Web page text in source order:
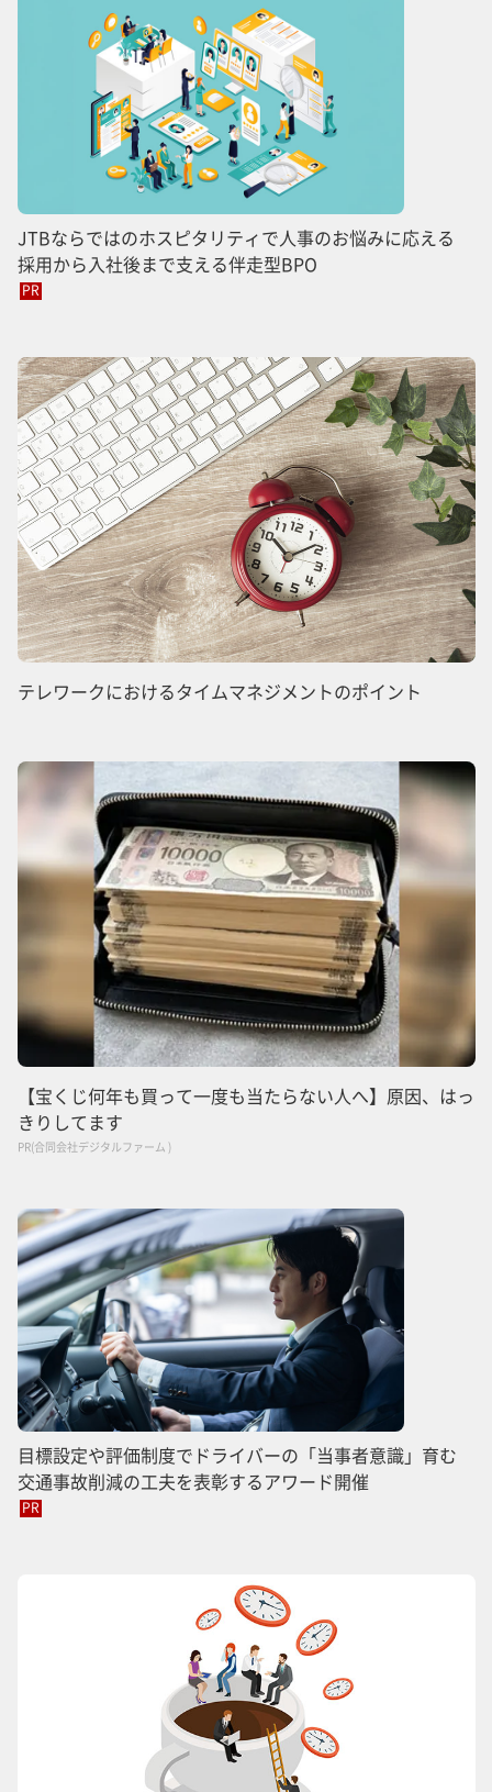
JTBならではのホスピタリティで人事のお悩みに応える
採用から入社後まで支える伴走型BPO
PR
テレワークにおけるタイムマネジメントのポイント
【宝くじ何年も買って一度も当たらない人へ】原因、はっ
きりしてます
PR(合同会社デジタルファーム )
目標設定や評価制度でドライバーの「当事者意識」育む
交通事故削減の工夫を表彰するアワード開催
PR